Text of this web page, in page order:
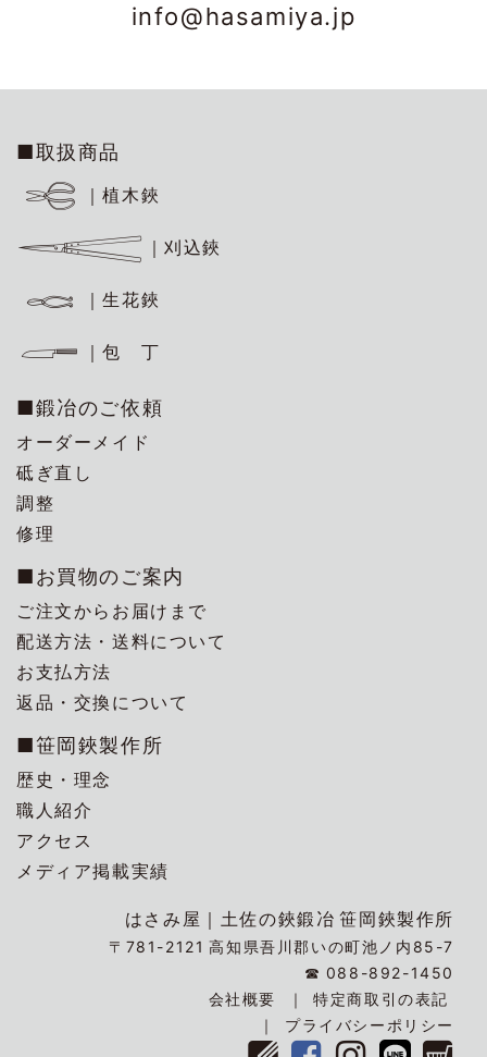
info@hasamiya.jp
■取扱商品
｜植木鋏
｜刈込鋏
｜生花鋏
｜包 丁
■鍛冶のご依頼
オーダーメイド
砥ぎ直し
調整
修理
■お買物のご案内
ご注文からお届けまで
配送方法・送料について
お支払方法
返品・交換について
■笹岡鋏製作所
歴史・理念
職人紹介
アクセス
メディア掲載実績
はさみ屋｜ 土佐の鋏鍛冶 笹岡鋏製作所
〒781-2121 高知県吾川郡いの町池ノ内85-7
☎ 088-892-1450
会社概要
特定商取引の表記
プライバシーポリシー